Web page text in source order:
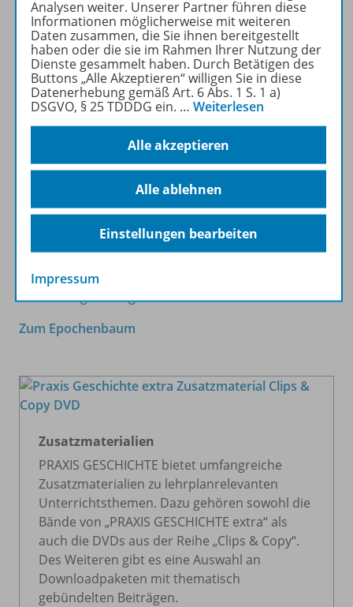
Schlagwortregister & Epochenbaum
Durchsuchen Sie das Schlagwortregister und den
Epochenbaum der Zeitschrift nach passenden
Unterrichtsentwürfen und Artikeln zu Ihrem Thema.
Alle Beiträge sind redaktionell mit Schlagworten
versehen und alphabetisch geordnet. Der Download
ist für Privatabonnentinnen und -abonnenten
Zum Schlagwortregister
Zum Epochenbaum
Zusatzmaterialien
PRAXIS GESCHICHTE bietet umfangreiche
Zusatzmaterialien zu lehrplanrelevanten
Unterrichtsthemen. Dazu gehören sowohl die
Bände von „PRAXIS GESCHICHTE extra“ als
auch die DVDs aus der Reihe „Clips & Copy“.
Des Weiteren gibt es eine Auswahl an
Downloadpaketen mit thematisch
gebündelten Beiträgen.
Analysen weiter. Unserer Partner führen diese
Informationen möglicherweise mit weiteren
Daten zusammen, die Sie ihnen bereitgestellt
haben oder die sie im Rahmen Ihrer Nutzung der
Dienste gesammelt haben. Durch Betätigen des
Buttons „Alle Akzeptieren“ willigen Sie in diese
Datenerhebung gemäß Art. 6 Abs. 1 S. 1 a)
DSGVO, § 25 TDDDG ein. … Weiterlesen
Alle akzeptieren
Alle ablehnen
Einstellungen bearbeiten
Impressum